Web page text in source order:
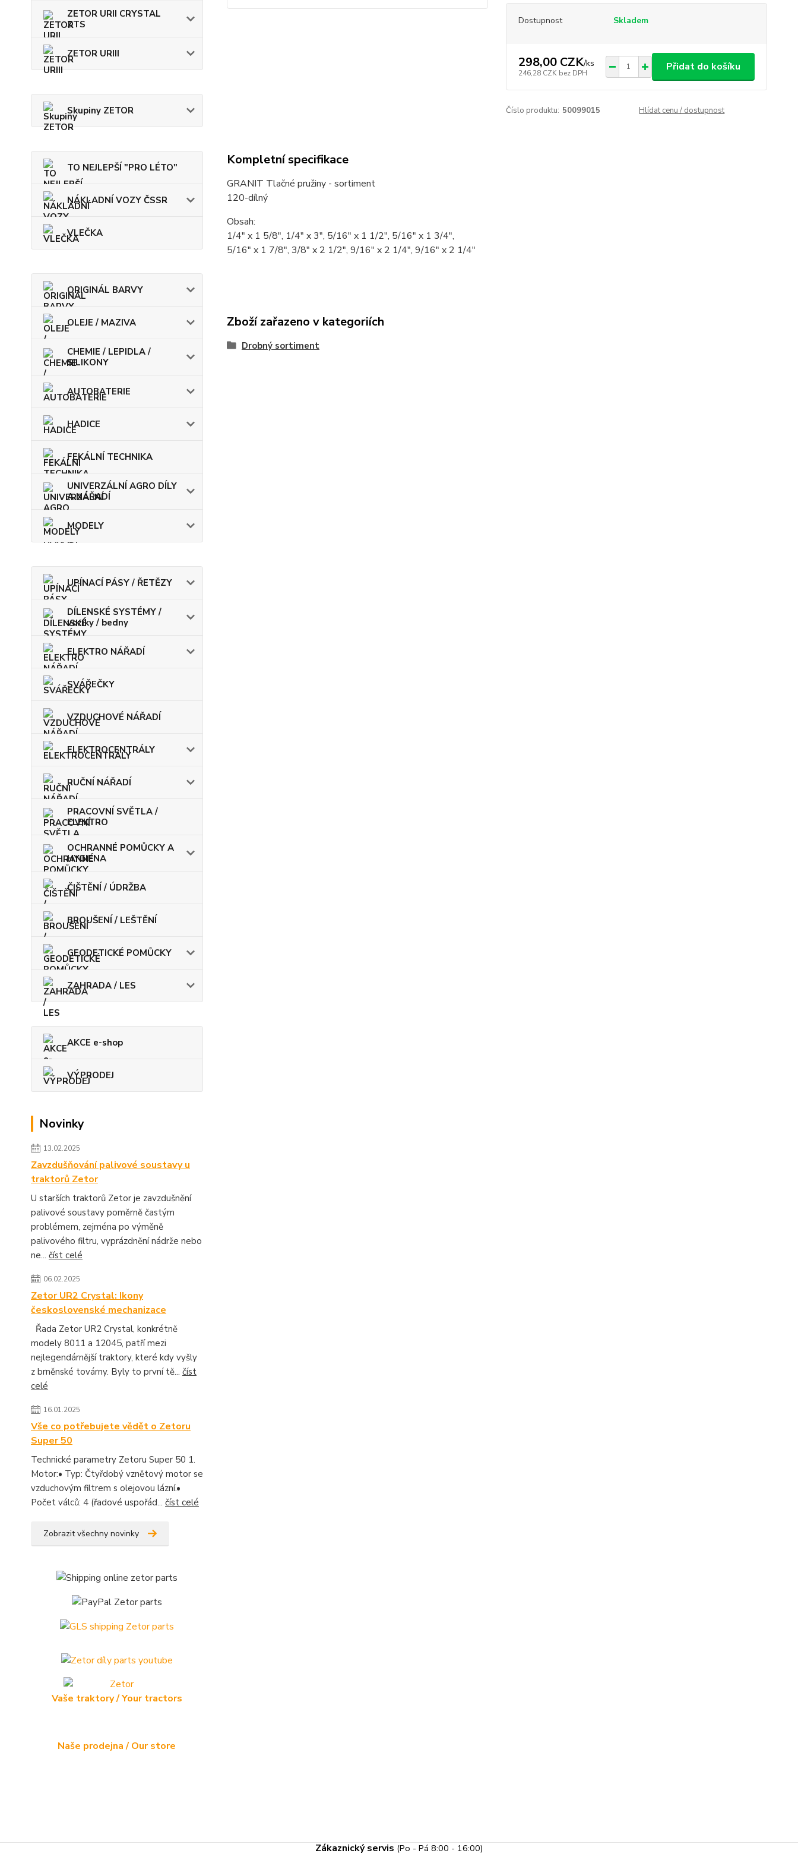
ZETOR URII CRYSTAL
ZTS
ZETOR URIII
Skupiny ZETOR
TO NEJLEPŠÍ "PRO LÉTO"
NÁKLADNÍ VOZY ČSSR
VLEČKA
ORIGINÁL BARVY
OLEJE / MAZIVA
CHEMIE / LEPIDLA /
SILIKONY
AUTOBATERIE
HADICE
FEKÁLNÍ TECHNIKA
UNIVERZÁLNÍ AGRO DÍLY
A NÁŘADÍ
MODELY
UPÍNACÍ PÁSY / ŘETĚZY
DÍLENSKÉ SYSTÉMY /
vozíky / bedny
ELEKTRO NÁŘADÍ
SVÁŘEČKY
VZDUCHOVÉ NÁŘADÍ
ELEKTROCENTRÁLY
RUČNÍ NÁŘADÍ
PRACOVNÍ SVĚTLA /
ELEKTRO
OCHRANNÉ POMŮCKY A
HYGIENA
ČIŠTĚNÍ / ÚDRŽBA
BROUŠENÍ / LEŠTĚNÍ
GEODETICKÉ POMŮCKY
ZAHRADA / LES
AKCE e-shop
VÝPRODEJ
Novinky
13.02.2025
Zavzdušňování palivové soustavy u
traktorů Zetor
U starších traktorů Zetor je zavzdušnění
palivové soustavy poměrně častým
problémem, zejména po výměně
palivového filtru, vyprázdnění nádrže nebo
ne... číst celé
06.02.2025
Zetor UR2 Crystal: Ikony
československé mechanizace
Řada Zetor UR2 Crystal, konkrétně
modely 8011 a 12045, patří mezi
nejlegendárnější traktory, které kdy vyšly
z brněnské továrny. Byly to první tě... číst
celé
16.01.2025
Vše co potřebujete vědět o Zetoru
Super 50
Technické parametry Zetoru Super 50 1.
Motor:• Typ: Čtyřdobý vznětový motor se
vzduchovým filtrem s olejovou lázní.•
Počet válců: 4 (řadové uspořád... číst celé
Zobrazit všechny novinky
Vaše traktory / Your tractors
Naše prodejna / Our store
Dostupnost Skladem
298,00 CZK/ks
246,28 CZK bez DPH
Přidat do košíku
Číslo produktu: 50099015 Hlídat cenu / dostupnost
Kompletní specifikace
GRANIT Tlačné pružiny - sortiment
120-dílný
Obsah:
1/4" x 1 5/8", 1/4" x 3", 5/16" x 1 1/2", 5/16" x 1 3/4",
5/16" x 1 7/8", 3/8" x 2 1/2", 9/16" x 2 1/4", 9/16" x 2 1/4"
Zboží zařazeno v kategoriích
Drobný sortiment
Zákaznický servis (Po - Pá 8:00 - 16:00)